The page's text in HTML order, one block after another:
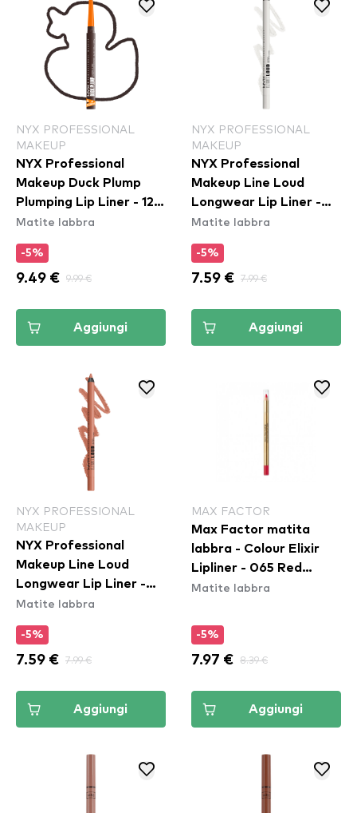
NYX PROFESSIONAL
MAKEUP
NYX Professional
Makeup Duck Plump
Plumping Lip Liner - 12
Double Dose
Matite labbra
-5%
9.49 € 9.99 €
Aggiungi
NYX PROFESSIONAL
MAKEUP
NYX Professional
Makeup Line Loud
Longwear Lip Liner -
Gimme Drama
Matite labbra
-5%
7.59 € 7.99 €
Aggiungi
NYX PROFESSIONAL
MAKEUP
NYX Professional
Makeup Line Loud
Longwear Lip Liner -
Daring Damsel
Matite labbra
-5%
7.59 € 7.99 €
Aggiungi
MAX FACTOR
Max Factor matita
labbra - Colour Elixir
Lipliner - 065 Red
Sangria
Matite labbra
-5%
7.97 € 8.39 €
Aggiungi